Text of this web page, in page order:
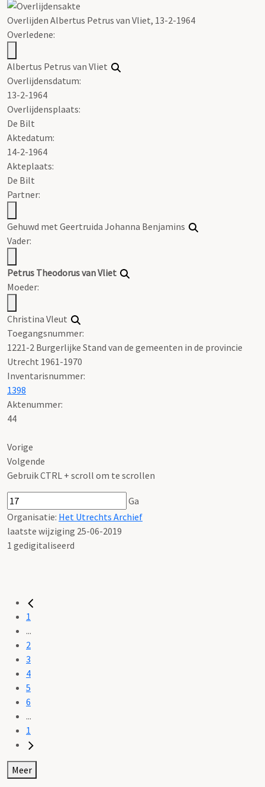
Overlijden Albertus Petrus van Vliet, 13-2-1964
Overledene:
Albertus Petrus van Vliet
Overlijdensdatum:
13-2-1964
Overlijdensplaats:
De Bilt
Aktedatum:
14-2-1964
Akteplaats:
De Bilt
Partner:
Gehuwd met Geertruida Johanna Benjamins
Vader:
Petrus Theodorus van Vliet
Moeder:
Christina Vleut
Toegangsnummer:
1221-2 Burgerlijke Stand van de gemeenten in de provincie
Utrecht 1961-1970
Inventarisnummer:
1398
Aktenummer:
44
Vorige
Volgende
Gebruik CTRL + scroll om te scrollen
Ga
Organisatie: Het Utrechts Archief
laatste wijziging 25-06-2019
1 gedigitaliseerd
1
...
2
3
4
5
6
...
1
Meer